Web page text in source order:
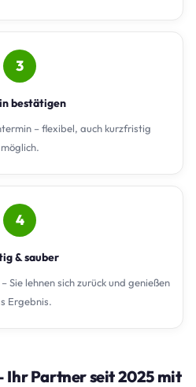
3
bestätigen
– flexibel, auch kurzfristig
möglich.
4
& sauber
Sie lehnen sich zurück und genießen
Ergebnis.
Ihr Partner seit 2025 mit